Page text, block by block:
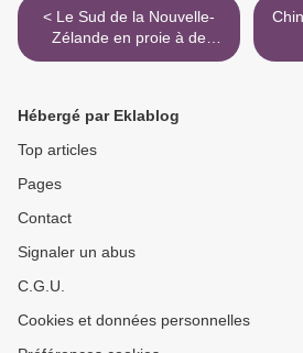
< Le Sud de la Nouvelle-
Zélande en proie à de
fortes chutes de neige
Hébergé par Eklablog
Top articles
Pages
Contact
Signaler un abus
C.G.U.
Cookies et données personnelles